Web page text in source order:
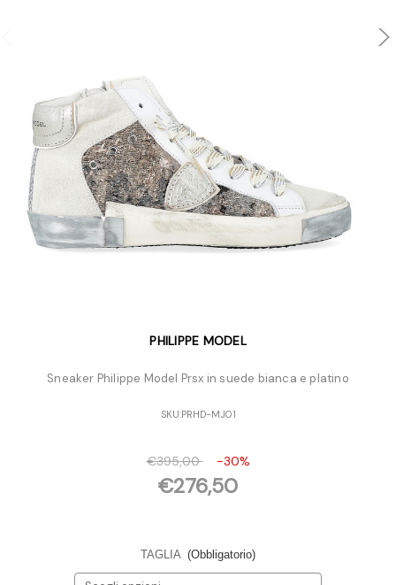
PHILIPPE MODEL
Sneaker Philippe Model Prsx in suede bianca e platino
SKU:PRHD-MJ01
€395,00 -30%
€276,50
TAGLIA (Obbligatorio)